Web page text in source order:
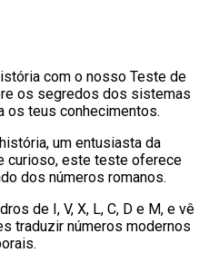
com o nosso Teste de
os segredos dos sistemas
os teus conhecimentos.
um entusiasta da
curioso, este teste oferece
dos números romanos.
de I, V, X, L, C, D e M, e vê
traduzir números modernos